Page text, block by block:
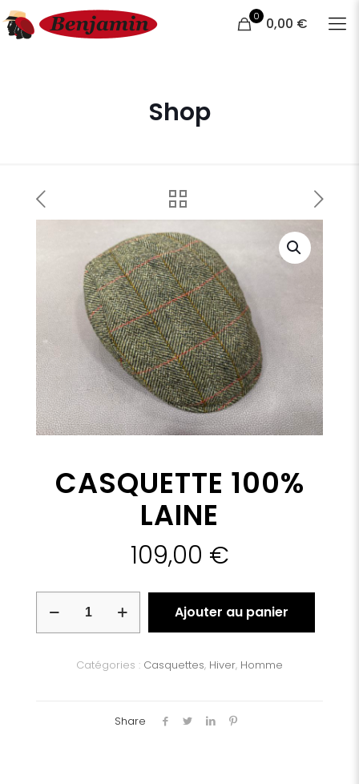
0 0,00 €
Shop
CASQUETTE 100%
LAINE
109,00 €
Ajouter au panier
Catégories : Casquettes, Hiver, Homme
Share